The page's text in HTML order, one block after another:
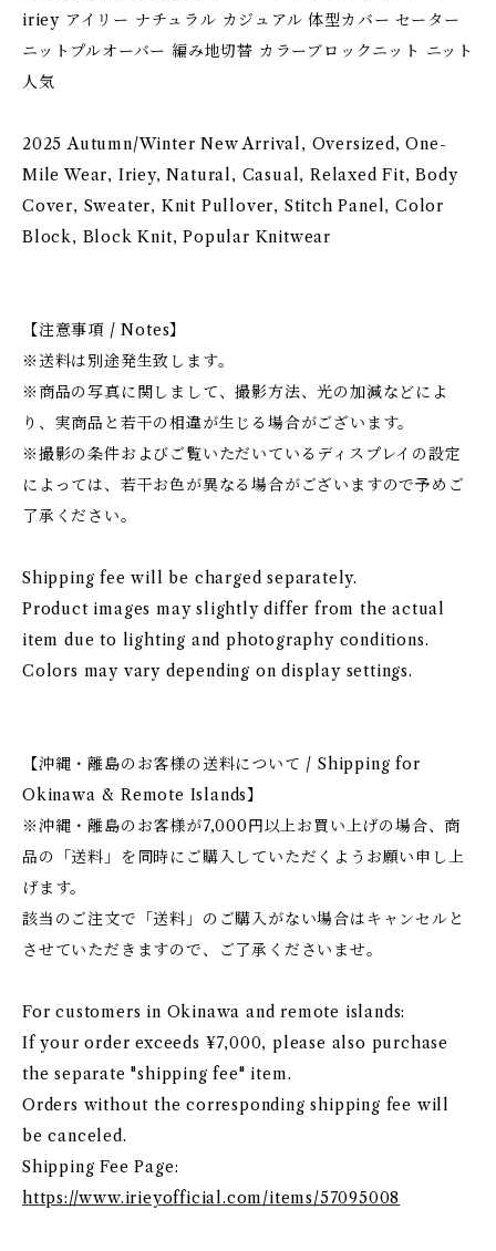
iriey アイリー ナチュラル カジュアル 体型カバー セーター
ニットプルオーバー 編み地切替 カラーブロックニット ニット
人気
2025 Autumn/Winter New Arrival, Oversized, One-
Mile Wear, Iriey, Natural, Casual, Relaxed Fit, Body
Cover, Sweater, Knit Pullover, Stitch Panel, Color
Block, Block Knit, Popular Knitwear
【注意事項 / Notes】
※送料は別途発生致します。
※商品の写真に関しまして、撮影方法、光の加減などによ
り、実商品と若干の相違が生じる場合がございます。
※撮影の条件およびご覧いただいているディスプレイの設定
によっては、若干お色が異なる場合がございますので予めご
了承ください。
Shipping fee will be charged separately.
Product images may slightly differ from the actual
item due to lighting and photography conditions.
Colors may vary depending on display settings.
【沖縄・離島のお客様の送料について / Shipping for
Okinawa & Remote Islands】
※沖縄・離島のお客様が7,000円以上お買い上げの場合、商
品の「送料」を同時にご購入していただくようお願い申し上
げます。
該当のご注文で「送料」のご購入がない場合はキャンセルと
させていただきますので、ご了承くださいませ。
For customers in Okinawa and remote islands:
If your order exceeds ¥7,000, please also purchase
the separate "shipping fee" item.
Orders without the corresponding shipping fee will
be canceled.
Shipping Fee Page:
https://www.irieyofficial.com/items/57095008